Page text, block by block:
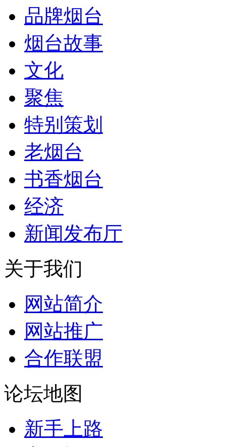
品牌烟台
烟台故事
文化
聚焦
特别策划
老烟台
书香烟台
经济
新闻发布厅
关于我们
网站简介
网站推广
合作联盟
论坛地图
新手上路